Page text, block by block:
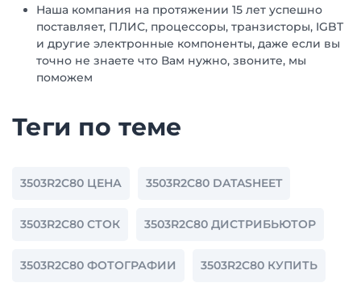
Наша компания на протяжении 15 лет успешно
поставляет, ПЛИС, процессоры, транзисторы, IGBT
и другие электронные компоненты, даже если вы
точно не знаете что Вам нужно, звоните, мы
поможем
Теги по теме
3503R2C80 ЦЕНА 3503R2C80 DATASHEET
3503R2C80 СТОК 3503R2C80 ДИСТРИБЬЮТОР
3503R2C80 ФОТОГРАФИИ 3503R2C80 КУПИТЬ